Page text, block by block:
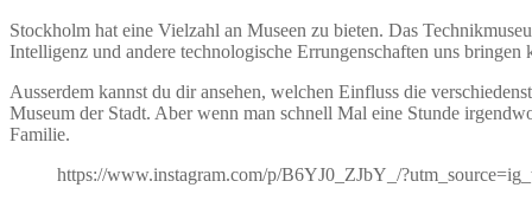
Stockholm hat eine Vielzahl an Museen zu bieten. Das
Intelligenz und andere technologische Errungenschaften uns bringen
Ausserdem kannst du dir ansehen, welchen Einfluss die
Museum der Stadt. Aber wenn man schnell Mal eine Stunde
Familie.
https://www.instagram.com/p/B6YJ0_ZJbY_/